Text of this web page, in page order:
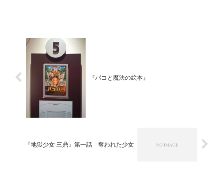
『パコと魔法の絵本』
『地獄少女 三鼎』第一話 奪われた少女